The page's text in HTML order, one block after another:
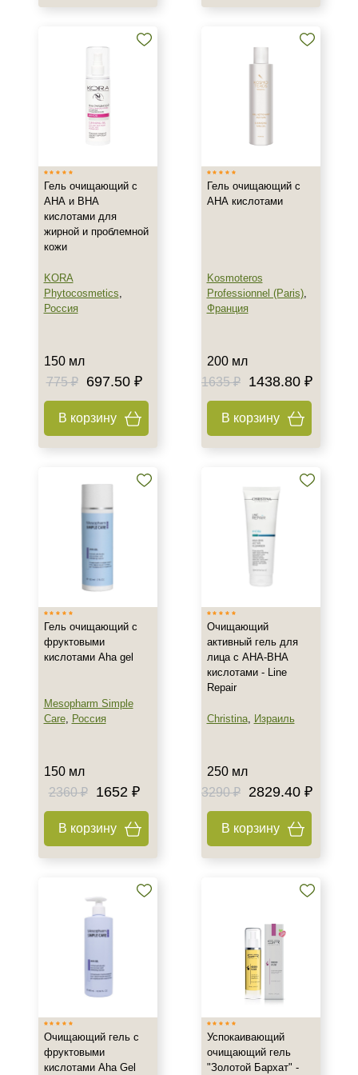
Мультикислотный
Класс косметики
Домашняя
Тип кожи
Жирная
Комбинированная
Показать еще
Возраст
Любой возраст (от 18 лет)
Восстановление
Матирование
Обезжиривание
Показать еще
Акне
Показать еще
Защита
Область применения
Показать еще
Объём
Гель очищающий с
АНА и ВНА
кислотами для
жирной и проблемной
кожи
KORA
Phytocosmetics,
Россия
150 мл
775 ₽
697.50 ₽
В корзину
Гель очищающий с
АНА кислотами
Kosmoteros
Professionnel (Paris),
Франция
200 мл
1635 ₽
1438.80 ₽
В корзину
Гель очищающий с
фруктовыми
кислотами Aha gel
Mesopharm Simple
Care, Россия
150 мл
2360 ₽
1652 ₽
В корзину
Очищающий
активный гель для
лица с AHA-BHA
кислотами - Line
Repair
Christina, Израиль
250 мл
3290 ₽
2829.40 ₽
В корзину
Очищающий гель с
фруктовыми
кислотами Aha Gel
Успокаивающий
очищающий гель
"Золотой Бархат" -